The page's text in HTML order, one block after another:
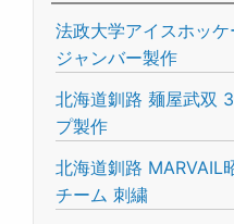
法政大学アイスホッ
ジャンバー製作
北海道釧路 麺屋武双
プ製作
北海道釧路 MARVAIL
チーム 刺繍